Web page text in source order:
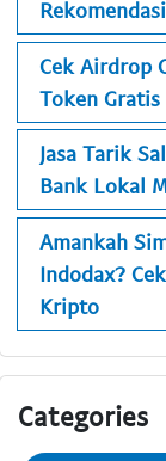
Cek Airdrop
Token Gratis
Jasa Tarik
Bank Lokal
Amankah
Indodax?
Kripto
Categories